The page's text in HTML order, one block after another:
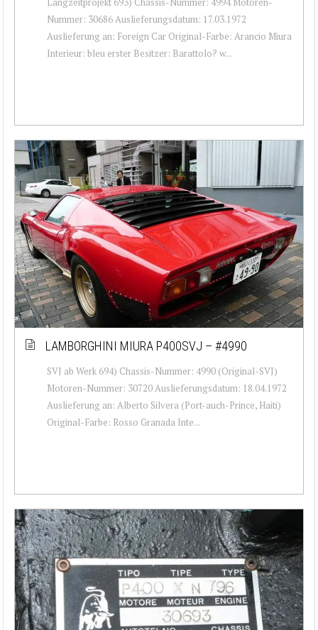
Nummer: 30686 Auslieferungsdatum: 17.03.1972
Auslieferung an: Foreign Car Original-Farbe: Arancio Miura
Interieur: bleu erster Besitzer: Barattolo? w...
LAMBORGHINI MIURA P400SVJ – #4990
SVJ ab Werk 694) Chassis-Nummer: 4990 (Original-SVJ)
Motoren-Nummer: 30720 Auslieferungsdatum: 18.04.1972
Auslieferung an: Alberto Silvera (Port-auch-Prince, Haiti)
Original-Farbe: Rosso Granada Inte...